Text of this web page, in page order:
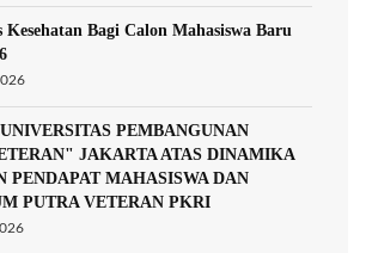
Kesehatan Bagi Calon Mahasiswa Baru
PEMBANGUNAN
JAKARTA ATAS DINAMIKA
PENDAPAT MAHASISWA DAN
PUTRA VETERAN PKRI